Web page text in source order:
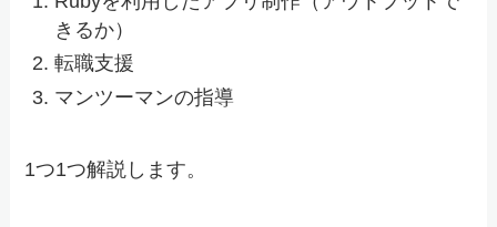
きるか）
転職支援
マンツーマンの指導
1つ1つ解説します。